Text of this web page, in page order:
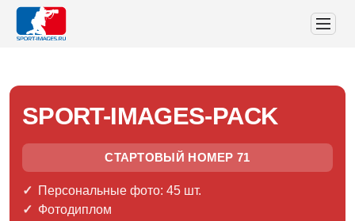
SPORT-IMAGES-PACK
СТАРТОВЫЙ НОМЕР 71
Персональные фото: 45 шт.
Фотодиплом